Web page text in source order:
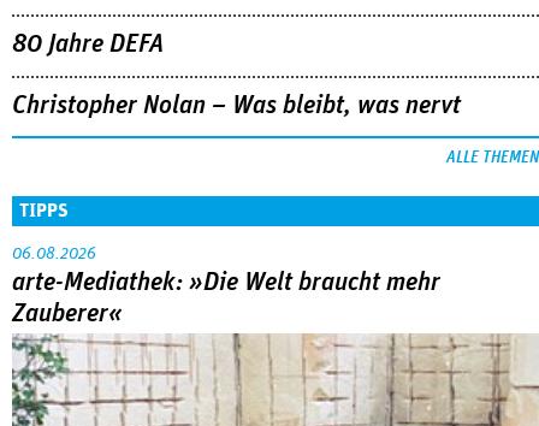
TIPPS
06.08.2026
arte-Mediathek: »Die Welt braucht mehr
Zauberer«